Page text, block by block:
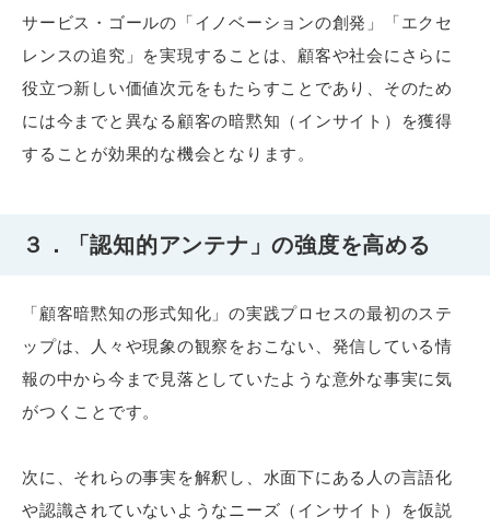
サービス・ゴールの「イノベーションの創発」「エクセ
レンスの追究」を実現することは、顧客や社会にさらに
役立つ新しい価値次元をもたらすことであり、そのため
には今までと異なる顧客の暗黙知（インサイト）を獲得
することが効果的な機会となります。
３．「認知的アンテナ」の強度を高める
「顧客暗黙知の形式知化」の実践プロセスの最初のステ
ップは、人々や現象の観察をおこない、発信している情
報の中から今まで見落としていたような意外な事実に気
がつくことです。
次に、それらの事実を解釈し、水面下にある人の言語化
や認識されていないようなニーズ（インサイト）を仮説